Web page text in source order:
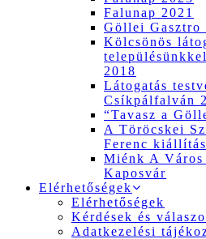
Falunap 2021
Göllei Gasztro
Kölcsönös
2018
Látogatás
Csíkpálfalván
“Tavasz a
A Töröcskei
Ferenc
Miénk A
Kaposvár
Elérhetőségek
Elérhetőségek
Kérdések és
Adatkezelési